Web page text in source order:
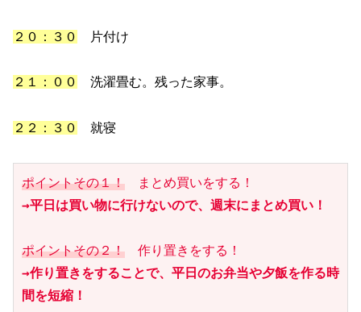
２０：３０ 片付け
２１：００ 洗濯畳む。残った家事。
２２：３０ 就寝
ポイントその１！
→平日は買い物に行けないので、週末にまとめ買い！
ポイントその２！
→作り置きをすることで、平日のお弁当や夕飯を作る時
間を短縮！